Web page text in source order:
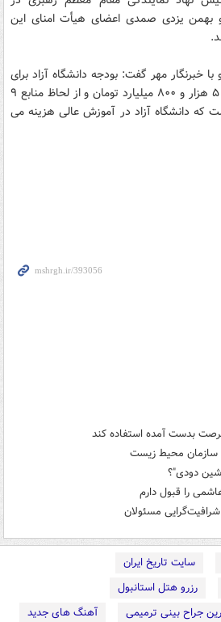
و بهمن یزدی صمدی اعضای هیأت امنای این
خبرنگار مهر گفت: بودجه دانشگاه آزاد برای
سال ۱۳۹۴ از لحاظ درآمدها ۵ هزار و ۸۰۰ میلیارد تومان و از لحاظ منابع ۹
تومان است که دانشگاه آزاد در آموزش عالی هزینه می
بدست آمده استفاده کند
سازمان محیط زیست
دودی"؟
مسئولان
سایت تاریخ ایران
رزرو هتل استانبول
جراح بینی ترمیمی
آهنگ های جدید